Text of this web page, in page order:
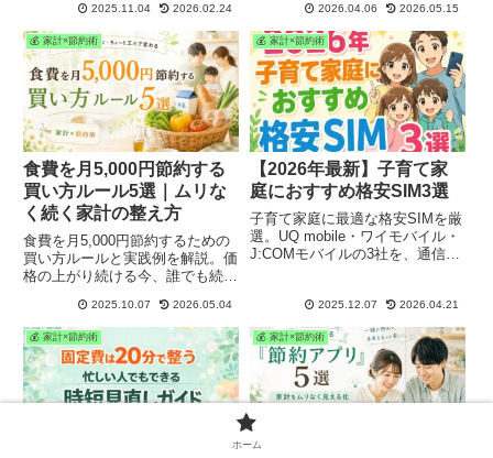
まとめ、初心者でも安心して乗り
換えできる準備ポイントを解説し
ます。
2025.11.04 2026.02.24
すぐできる節約の見直しポイント
をわかりやすく解説します。
2026.04.06 2026.05.15
💰 家計×節約術
食費を月5,000円節約する
買い方ルール5選｜ムリな
く続く家計の整え方
食費を月5,000円節約するための
買い方ルールと実践例を解説。価
格の上がり続ける今、誰でも続け
て家庭向けに具体的に紹介しま
す。
2025.10.07 2026.05.04
💰 家計×節約術
【2026年最新】子育て家
庭におすすめ格安SIM3選
子育て家庭に最適な格安SIMを厳
選。UQ mobile・ワイモバイル・
J:COMモバイルの3社を、通信の
選び方を解説します。
2025.12.07 2026.04.21
💰 家計×節約術 💰 家計×節約術
ホーム